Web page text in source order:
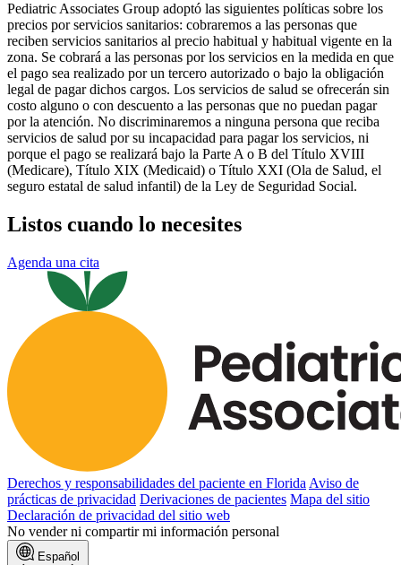
Pediatric Associates Group adoptó las siguientes políticas sobre los
precios por servicios sanitarios: cobraremos a las personas que
reciben servicios sanitarios al precio habitual y habitual vigente en la
zona. Se cobrará a las personas por los servicios en la medida en que
el pago sea realizado por un tercero autorizado o bajo la obligación
legal de pagar dichos cargos. Los servicios de salud se ofrecerán sin
costo alguno o con descuento a las personas que no puedan pagar
por la atención. No discriminaremos a ninguna persona que reciba
servicios de salud por su incapacidad para pagar los servicios, ni
porque el pago se realizará bajo la Parte A o B del Título XVIII
(Medicare), Título XIX (Medicaid) o Título XXI (Ola de Salud, el
seguro estatal de salud infantil) de la Ley de Seguridad Social.
Listos cuando lo necesites
Agenda una cita
Derechos y responsabilidades del paciente en Florida Aviso de
prácticas de privacidad Derivaciones de pacientes Mapa del sitio
Declaración de privacidad del sitio web
No vender ni compartir mi información personal
Español